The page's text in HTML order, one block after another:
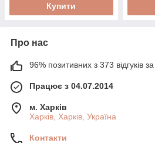
Купити
Про нас
96% позитивних з 373 відгуків за
Працює з 04.07.2014
м. Харків
Харків, Харків, Україна
Контакти